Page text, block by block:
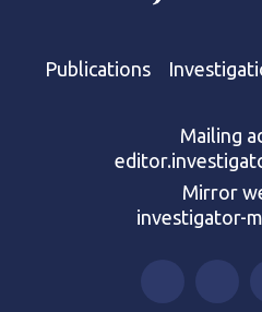
Publications
Mailing
Mirror
investigator-